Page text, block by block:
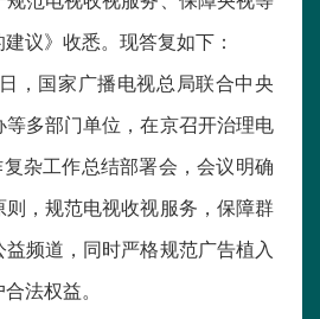
议》收悉。现答复如下：
国家广播电视总局联合中央
多部门单位，在京召开治理电
杂工作总结部署会，会议明确
，规范电视收视服务，保障群
频道，同时严格规范广告植入
法权益。